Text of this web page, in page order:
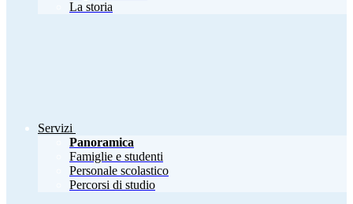
La storia
Servizi
Panoramica
Famiglie e studenti
Personale scolastico
Percorsi di studio